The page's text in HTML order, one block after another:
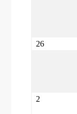
26
2